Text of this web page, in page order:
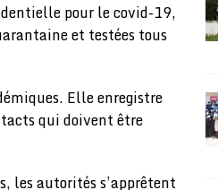
pour le covid-19,
et testées tous
Elle enregistre
qui doivent être
les autorités s’apprêtent